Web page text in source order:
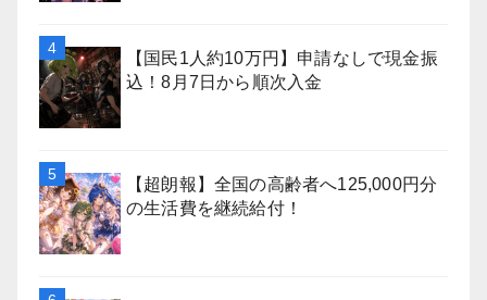
【国民1人約10万円】申請なしで現金振
込！8月7日から順次入金
【超朗報】全国の高齢者へ125,000円分
の生活費を継続給付！